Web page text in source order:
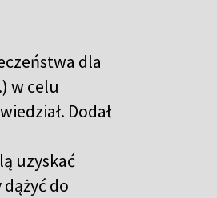
dla
w celu
Dodał
uzyskać
do